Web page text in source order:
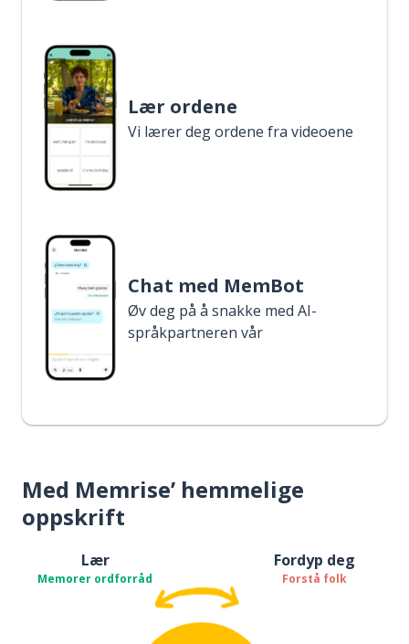
Lær ordene
Vi lærer deg ordene fra videoene
Chat med MemBot
Øv deg på å snakke med AI-
språkpartneren vår
Med Memrise’ hemmelige
oppskrift
Lær
Memorer ordforråd
Fordyp deg
Forstå folk